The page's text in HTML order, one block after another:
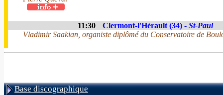
11:30 Clermont-l'Hérault (34) - St-Paul
Vladimir Saakian, organiste diplômé du Conservatoire de
Base discographique